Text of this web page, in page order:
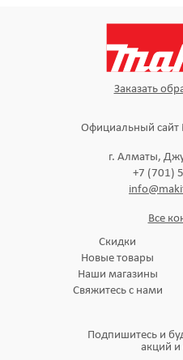
Заказать
Официальный сайт
г. Алматы,
+7 (701)
Все
Скидки
Новые товары
Наши магазины
Свяжитесь с нами
Подпишитесь и
акций и